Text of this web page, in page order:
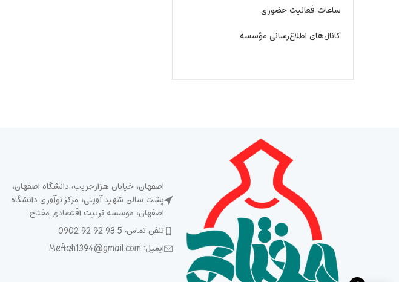
ساعات فعالیت حضوری
کانال‌های اطلاع‌رسانی مؤسسه
اصفهان، خیابان هزارجریب، دانشگاه اصفهان،
پشت سالن شهید آوینی، مرکز نوآوری دانشگاه
اصفهان، موسسه تربیت اقتصادی مفتاح
تلفن تماس: 5 93 92 92 0902
ایمیل: Meftah1394@gmail.com